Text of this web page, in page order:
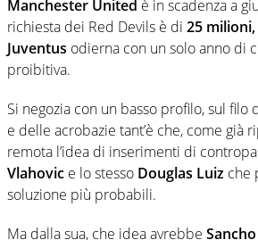
Manchester United è in scadenza a
richiesta dei Red Devils è di 25 milioni,
Juventus odierna con un solo anno di
proibitiva.
Si negozia con un basso profilo, sul filo
e delle acrobazie tant’è che, come già
remota l’idea di inserimenti di
Vlahovic e lo stesso Douglas Luiz che
soluzione più probabili.
Ma dalla sua, che idea avrebbe Sancho